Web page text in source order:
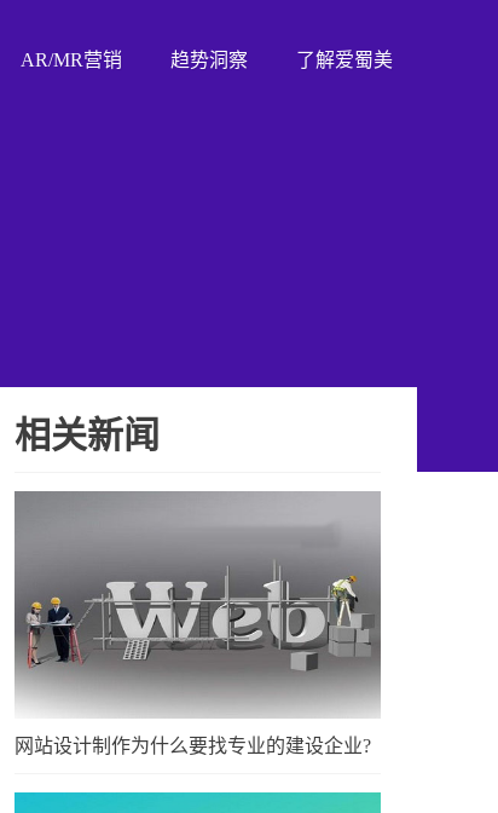
AR/MR营销 趋势洞察 了解爱蜀美
相关新闻
网站设计制作为什么要找专业的建设企业?